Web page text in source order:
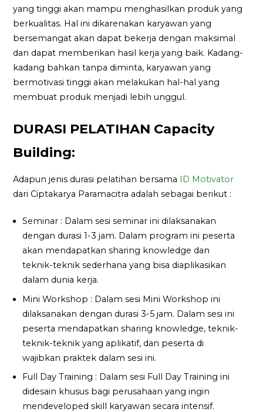
yang tinggi akan mampu menghasilkan produk yang
berkualitas. Hal ini dikarenakan karyawan yang
bersemangat akan dapat bekerja dengan maksimal
dan dapat memberikan hasil kerja yang baik. Kadang-
kadang bahkan tanpa diminta, karyawan yang
bermotivasi tinggi akan melakukan hal-hal yang
membuat produk menjadi lebih unggul.
DURASI PELATIHAN Capacity
Building:
Adapun jenis durasi pelatihan bersama ID Motivator
dari Ciptakarya Paramacitra adalah sebagai berikut :
Seminar : Dalam sesi seminar ini dilaksanakan
dengan durasi 1-3 jam. Dalam program ini peserta
akan mendapatkan sharing knowledge dan
teknik-teknik sederhana yang bisa diaplikasikan
dalam dunia kerja.
Mini Workshop : Dalam sesi Mini Workshop ini
dilaksanakan dengan durasi 3-5 jam. Dalam sesi ini
peserta mendapatkan sharing knowledge, teknik-
teknik-teknik yang aplikatif, dan peserta di
wajibkan praktek dalam sesi ini.
Full Day Training : Dalam sesi Full Day Training ini
didesain khusus bagi perusahaan yang ingin
mendeveloped skill karyawan secara intensif.